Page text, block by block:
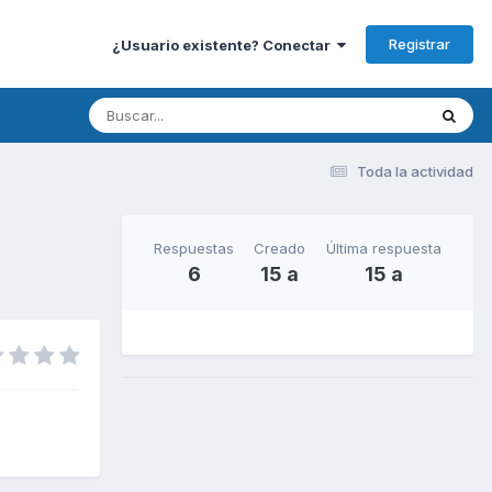
¿Usuario existente? Conectar Registrar
Toda la actividad
Respuestas
6
Creado
15 a
Última respuesta
15 a